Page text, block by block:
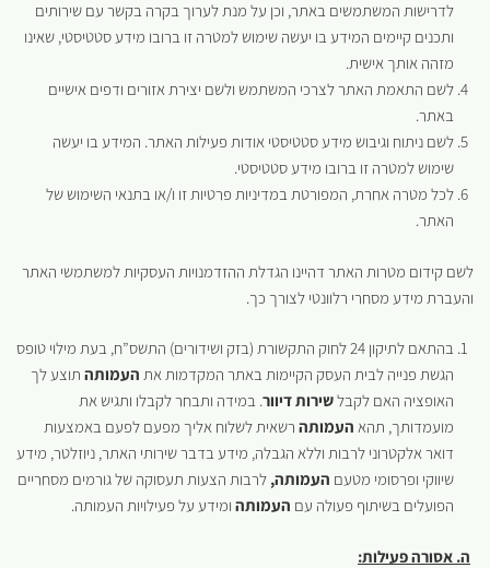
לדרישות המשתמשים באתר, וכן על מנת לערוך בקרה בקשר עם שירותים
ותכנים קיימים המידע בו יעשה שימוש למטרה זו ברובו מידע סטטיסטי, שאינו
מזהה אותך אישית.
לשם התאמת האתר לצרכי המשתמש ולשם יצירת אזורים ודפים אישיים
באתר.
לשם ניתוח וגיבוש מידע סטטיסטי אודות פעילות האתר. המידע בו יעשה
שימוש למטרה זו ברובו מידע סטטיסטי.
לכל מטרה אחרת, המפורטת במדיניות פרטיות זו ו/או בתנאי השימוש של
האתר.
לשם קידום מטרות האתר דהיינו הגדלת ההזדמנויות העסקיות למשתמשי האתר
והעברת מידע מסחרי רלוונטי לצורך כך.
בהתאם לתיקון 24 לחוק התקשורת (בזק ושידורים) התשס”ח, בעת מילוי טופס
הגשת פנייה לבית העסק הקיימות באתר המקדמות את העמותה תוצע לך
האופציה האם לקבלשירותדיוור. במידה ותבחר לקבלו ותגיש את
מועמדותך, תהא העמותה רשאית לשלוח אליך מפעם לפעם באמצעות
דואר אלקטרוני לרבות וללא הגבלה, מידע בדבר שירותי האתר, ניוזלטר, מידע
שיווקי ופרסומי מטעם העמותה, לרבות הצעות תעסוקה של גורמים מסחריים
הפועלים בשיתוף פעולה עם העמותה ומידע על פעילויות העמותה.
ה. אסורה פעילות: